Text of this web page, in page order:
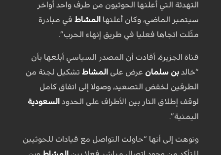
التهدئة التي أعلنها الحوثيون من طرف واحد أواخر
سبتمبر الماضي، وكان أعلنها المشاطفي مبادرة
مثّلت اتجاها فعليا في طريق إنهاء الحرب”.
قناة الجزيرة، أفادت أن المصدر السياسي أبلغها بأن
“خالد بن سلمان عرض على المشاطتشكيل لجنة من
الطرفين لخفض التصعيد، وصولا إلى اتفاق كامل
لوقف إطلاق النار بين الأطراف على الحدود السعودية
اليمنية”.
ونوهت إلى أنها “حاولت التواصل مع قيادات للحوثيين